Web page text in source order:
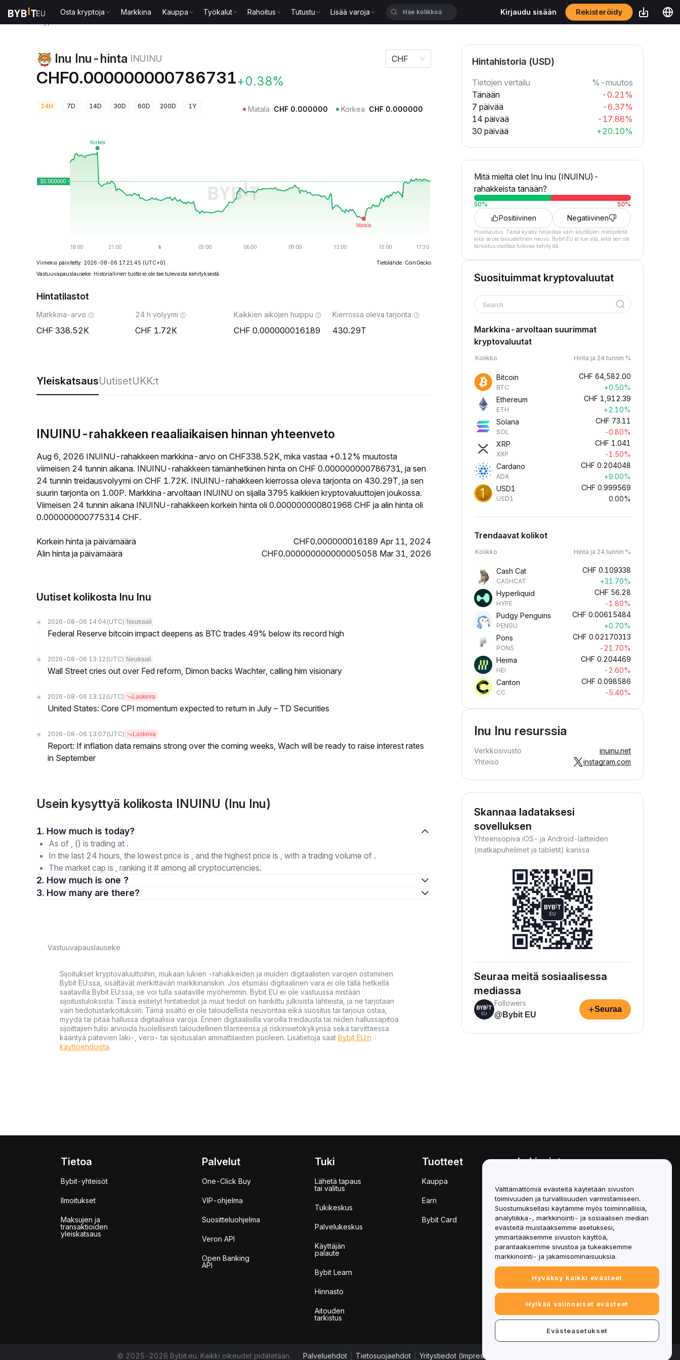
Osta kryptoja Markkina Kauppa Työkalut Rahoitus Tutustu Lisää varoja Kirjaudu sisään Rekisteröidy
Inu Inu-hinta INUINU
CHF0.000000000786731+0.38%
CHF
24H 7D 14D 30D 60D 200D 1Y Matala CHF 0.000000 Korkea CHF 0.000000
Viimeksi päivitetty: 2026-08-06 17:21:45 (UTC+0)
Tietolähde: CoinGecko
Vastuuvapauslauseke: Historiallinen tuotto ei ole tae tulevasta kehityksestä.
Hintatilastot
Markkina-arvo
338.52K
24 h volyymi
1.72K
Kaikkien aikojen huippu
0.000000016189
Kierrossa oleva tarjonta
430.29T
YleiskatsausUutisetUKK:t
INUINU-rahakkeen reaaliaikaisen hinnan yhteenveto
Aug 6, 2026 INUINU-rahakkeen markkina-arvo on CHF338.52K, mikä vastaa +0.12% muutosta
viimeisen 24 tunnin aikana. INUINU-rahakkeen tämänhetkinen hinta on CHF 0.000000000786731, ja sen
24 tunnin treidausvolyymi on CHF 1.72K. INUINU-rahakkeen kierrossa oleva tarjonta on 430.29T, ja sen
suurin tarjonta on 1.00P. Markkina-arvoltaan INUINU on sijalla 3795 kaikkien kryptovaluuttojen joukossa.
Viimeisen 24 tunnin aikana INUINU-rahakkeen korkein hinta oli 0.000000000801968 CHF ja alin hinta oli
0.000000000775314 CHF.
Korkein hinta ja päivämäärä
CHF0.000000016189 Apr 11, 2024
Alin hinta ja päivämäärä
CHF0.000000000000005058 Mar 31, 2026
Uutiset kolikosta Inu Inu
2026-08-06 14:04 (UTC) Neutraali
Federal Reserve bitcoin impact deepens as BTC trades 49% below its record high
2026-08-06 13:12 (UTC) Neutraali
Wall Street cries out over Fed reform, Dimon backs Wachter, calling him visionary
2026-08-06 13:12 (UTC) Laskeva
United States: Core CPI momentum expected to return in July – TD Securities
2026-08-06 13:07 (UTC) Laskeva
Report: If inflation data remains strong over the coming weeks, Wach will be ready to raise interest rates
in September
Usein kysyttyä kolikosta INUINU (Inu Inu)
1. How much is today?
As of , () is trading at .
In the last 24 hours, the lowest price is , and the highest price is , with a trading volume of .
The market cap is , ranking it # among all cryptocurrencies.
2. How much is one ?
3. How many are there?
Vastuuvapauslauseke
Sijoitukset kryptovaluuttoihin, mukaan lukien -rahakkeiden ja muiden digitaalisten varojen ostaminen
Bybit EU:ssa, sisältävät merkittävän markkinariskin. Jos etsimäsi digitaalinen vara ei ole tällä hetkellä
saatavilla Bybit EU:ssa, se voi tulla saataville myöhemmin. Bybit EU ei ole vastuussa mistään
sijoitustuloksista. Tässä esitetyt hintatiedot ja muut tiedot on hankittu julkisista lähteistä, ja ne tarjotaan
vain tiedotustarkoituksiin. Tämä sisältö ei ole taloudellista neuvontaa eikä suositus tai tarjous ostaa,
myydä tai pitää hallussa digitaalisia varoja. Ennen digitaalisilla varoilla treidausta tai niiden hallussapitoa
sijoittajien tulisi arvioida huolellisesti taloudellinen tilanteensa ja riskinsietokykynsä sekä tarvittaessa
kääntyä pätevien laki-, vero- tai sijoitusalan ammattilaisten puoleen. Lisätietoja saat Bybit EU:n
käyttöehdoista.
Hintahistoria (USD)
Tietojen vertailu
%-muutos
Tänään
-0.21%
7 päivää
-6.37%
14 päivää
-17.88%
30 päivää
+20.10%
Mitä mieltä olet Inu Inu (INUINU)-
rahakkeista tänään?
50% 50%
Positiivinen Negatiivinen
Huomautus: Tämä kysely heijastaa vain käyttäjien mielipiteitä
eikä se ole taloudellinen neuvo. Bybit EU ei tue sitä, eikä sen ole
tarkoitus osoittaa tulevaa kehitystä.
Suosituimmat kryptovaluutat
Search
Markkina-arvoltaan suurimmat
kryptovaluutat
Kolikko Hinta ja 24 tunnin %
Bitcoin
BTC
CHF 64,582.00
+0.50%
Ethereum
ETH
CHF 1,912.39
+2.10%
Solana
SOL
CHF 73.11
-0.80%
XRP
XRP
CHF 1.041
-1.50%
Cardano
ADA
CHF 0.204048
+9.00%
USD1
USD1
CHF 0.999569
0.00%
Trendaavat kolikot
Kolikko Hinta ja 24 tunnin %
Cash Cat
CASHCAT
CHF 0.109338
+31.70%
Hyperliquid
HYPE
CHF 56.28
-1.80%
Pudgy Penguins
PENGU
CHF 0.00615484
+0.70%
Pons
PONS
CHF 0.02170313
-21.70%
Heima
HEI
CHF 0.204469
-2.60%
Canton
CC
CHF 0.098586
-5.40%
Inu Inu resurssia
Verkkosivusto
inuinu.net
Yhteisö
instagram.com
Skannaa ladataksesi
sovelluksen
Yhteensopiva iOS- ja Android-laitteiden
(matkapuhelimet ja tabletit) kanssa
Seuraa meitä sosiaalisessa
mediassa
Followers
@Bybit EU
+Seuraa
Tietoa
Bybit-yhteisöt
Ilmoitukset
Maksujen ja
transaktioiden
yleiskatsaus
Palvelut
One-Click Buy
VIP-ohjelma
Suositteluohjelma
Veron API
Open Banking
API
Tuki
Lähetä tapaus
tai valitus
Tukikeskus
Palvelukeskus
Käyttäjän
palaute
Bybit Learn
Hinnasto
Aitouden
tarkistus
Tuotteet
Kauppa
Earn
Bybit Card
Lakiasiat
Yhteenveto säilytys- ja
hallinnointikäytännöstä
ESG-tiedot
Crypto-Asset White Papers
© 2025-2026 Bybit.eu. Kaikki oikeudet pidätetään. Palveluehdot Tietosuojaehdot Yritystiedot (Impressum)
Välttämättömiä evästeitä käytetään sivuston
toimivuuden ja turvallisuuden varmistamiseen.
Suostumuksellasi käytämme myös toiminnallisia,
analytiikka-, markkinointi- ja sosiaalisen median
evästeitä muistaaksemme asetuksesi,
ymmärtääksemme sivuston käyttöä,
parantaaksemme sivustoa ja tukeaksemme
markkinointi- ja jakamisominaisuuksia.
Hyväksy kaikki evästeet
Hylkää valinnaiset evästeet
Evästeasetukset